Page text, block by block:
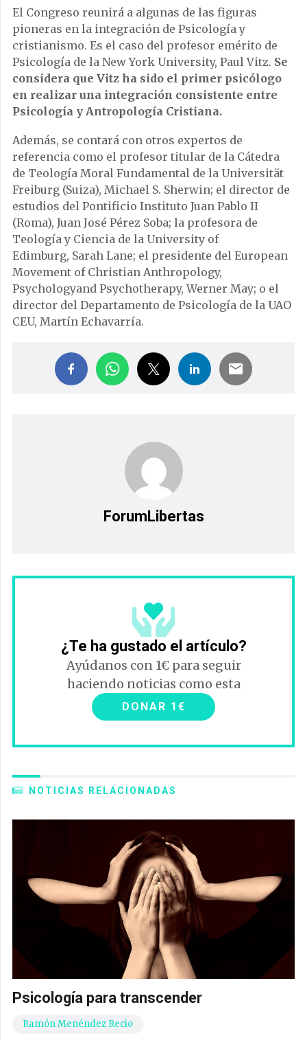
El Congreso reunirá a algunas de las figuras
pioneras en la integración de Psicología y
cristianismo. Es el caso del profesor emérito de
Psicología de la New York University, Paul Vitz. Se
considera que Vitz ha sido el primer psicólogo
en realizar una integración consistente entre
Psicología y Antropología Cristiana.
Además, se contará con otros expertos de
referencia como el profesor titular de la Cátedra
de Teología Moral Fundamental de la Universität
Freiburg (Suiza), Michael S. Sherwin; el director de
estudios del Pontificio Instituto Juan Pablo II
(Roma), Juan José Pérez Soba; la profesora de
Teología y Ciencia de la University of
Edimburg, Sarah Lane; el presidente del European
Movement of Christian Anthropology,
Psychologyand Psychotherapy, Werner May; o el
director del Departamento de Psicología de la UAO
CEU, Martín Echavarría.
ForumLibertas
¿Te ha gustado el artículo?
Ayúdanos con 1€ para seguir
haciendo noticias como esta
DONAR 1€
NOTICIAS RELACIONADAS
Psicología para transcender
Ramón Menéndez Recio